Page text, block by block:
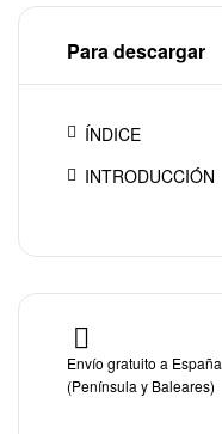
Para descargar
ÍNDICE
INTRODUCCIÓN
Envío gratuito a España
(Península y Baleares)